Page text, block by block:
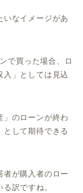
いなイメージがあ
で買った場合、ロ
入」としては見込
」のローンが終わ
として期待できる
者が購入者のロー
訳ですね。